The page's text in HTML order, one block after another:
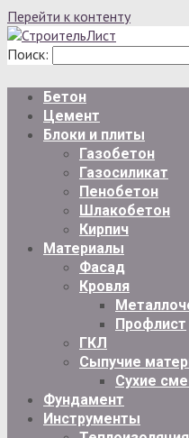
Перейти к контенту
Поиск:
Бетон
Цемент
Блоки и плиты
Газобетон
Газосиликат
Пенобетон
Шлакобетон
Кирпич
Материалы
Фасад
Кровля
Профлист
ГКЛ
Сыпучие
Сухие
Фундамент
Инструменты